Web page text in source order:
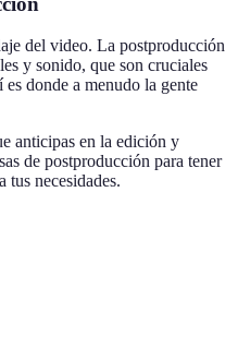
del video. La postproducción
y sonido, que son cruciales
donde a menudo la gente
anticipas en la edición y
de postproducción para tener
tus necesidades.